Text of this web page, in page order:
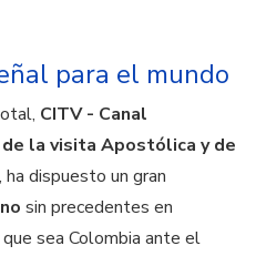
para el mundo
CITV - Canal
la visita Apostólica y de
, ha dispuesto un gran
sin precedentes en
sea Colombia ante el